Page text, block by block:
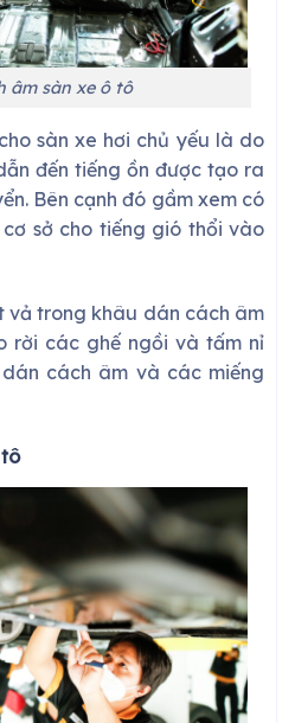
âm sàn xe ô tô
sàn xe hơi chủ yếu là do
đến tiếng ồn được tạo ra
Bên cạnh đó gầm xem có
sở cho tiếng gió thổi vào
vả trong khâu dán cách âm
rời các ghế ngồi và tấm nỉ
cách âm và các miếng